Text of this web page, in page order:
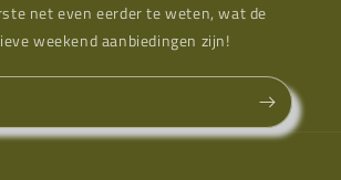
net even eerder te weten, wat de
weekend aanbiedingen zijn!